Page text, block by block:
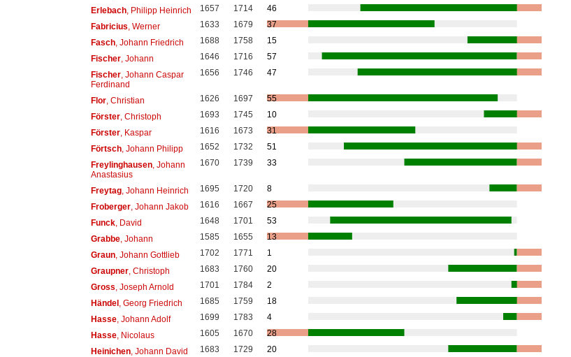
Erlebach, Philipp Heinrich 1657 1714
46
Fabricius , Werner 1633 1679
37
Fasch, Johann Friedrich 1688 1758
15
Fischer, Johann 1646 1716
57
Fischer, Johann Caspar
Ferdinand
1656 1746 47
Flor, Christian 1626 1697
55
Förster, Christoph 1693 1745
10
Förster, Kaspar 1616 1673
31
Förtsch, Johann Philipp 1652 1732
51
Freylinghausen, Johann
Anastasius
1670 1739 33
Freytag, Johann Heinrich 1695 1720
8
Froberger, Johann Jakob 1616 1667
25
Funck, David 1648 1701
53
Grabbe, Johann 1585 1655
13
Graun, Johann Gottlieb 1702 1771
1
Graupner, Christoph 1683 1760
20
Gross , Joseph Arnold 1701 1784
2
Händel, Georg Friedrich 1685 1759
18
Hasse, Johann Adolf 1699 1783
4
Hasse, Nicolaus 1605 1670
28
Heinichen, Johann David 1683 1729
20